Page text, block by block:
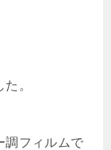
。
調フィルムで